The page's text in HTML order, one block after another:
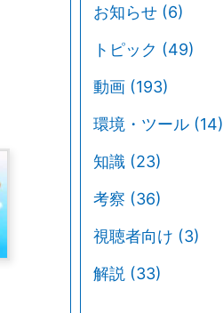
お知らせ (6)
トピック (49)
動画 (193)
環境・ツール (14)
知識 (23)
考察 (36)
視聴者向け (3)
解説 (33)